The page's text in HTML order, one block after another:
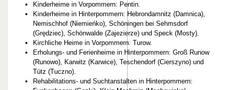
Kinderheime in Vorpommern: Pentin.
Kinderheime in Hinterpommern: Hebrondamnitz (Damnica),
Nemischhof (Niemieńko), Schöningen bei Sehmsdorf
(Grędziec), Schönwalde (Zajezierze) und Speck (Mosty).
Kirchliche Heime in Vorpommern: Turow.
Erholungs- und Ferienheime in Hinterpommern: Groß Runow
(Runowo), Karwitz (Karwice), Teschendorf (Cierszyno) und
Tütz (Tuczno).
Rehabilitations- und Suchtanstalten in Hinterpommern: